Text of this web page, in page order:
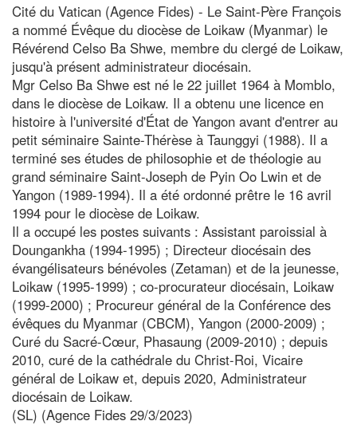
Cité du Vatican (Agence Fides) - Le Saint-Père François
a nommé Évêque du diocèse de Loikaw (Myanmar) le
Révérend Celso Ba Shwe, membre du clergé de Loikaw,
jusqu'à présent administrateur diocésain.
Mgr Celso Ba Shwe est né le 22 juillet 1964 à Momblo,
dans le diocèse de Loikaw. Il a obtenu une licence en
histoire à l'université d'État de Yangon avant d'entrer au
petit séminaire Sainte-Thérèse à Taunggyi (1988). Il a
terminé ses études de philosophie et de théologie au
grand séminaire Saint-Joseph de Pyin Oo Lwin et de
Yangon (1989-1994). Il a été ordonné prêtre le 16 avril
1994 pour le diocèse de Loikaw.
Il a occupé les postes suivants : Assistant paroissial à
Doungankha (1994-1995) ; Directeur diocésain des
évangélisateurs bénévoles (Zetaman) et de la jeunesse,
Loikaw (1995-1999) ; co-procurateur diocésain, Loikaw
(1999-2000) ; Procureur général de la Conférence des
évêques du Myanmar (CBCM), Yangon (2000-2009) ;
Curé du Sacré-Cœur, Phasaung (2009-2010) ; depuis
2010, curé de la cathédrale du Christ-Roi, Vicaire
général de Loikaw et, depuis 2020, Administrateur
diocésain de Loikaw.
(SL) (Agence Fides 29/3/2023)